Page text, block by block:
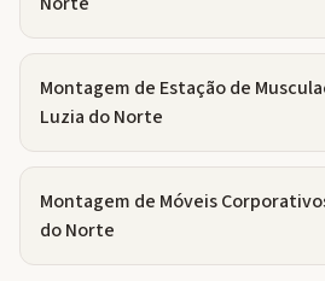
Montagem de Estação de
Luzia do Norte
Montagem de Móveis
do Norte